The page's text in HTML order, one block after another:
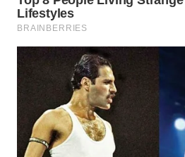
WN
PADANG
SUMEDANG
WN